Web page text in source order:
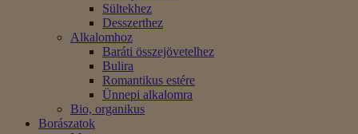
Sültekhez
Desszerthez
Alkalomhoz
Baráti összejövetelhez
Bulira
Romantikus estére
Ünnepi alkalomra
Bio, organikus
Borászatok